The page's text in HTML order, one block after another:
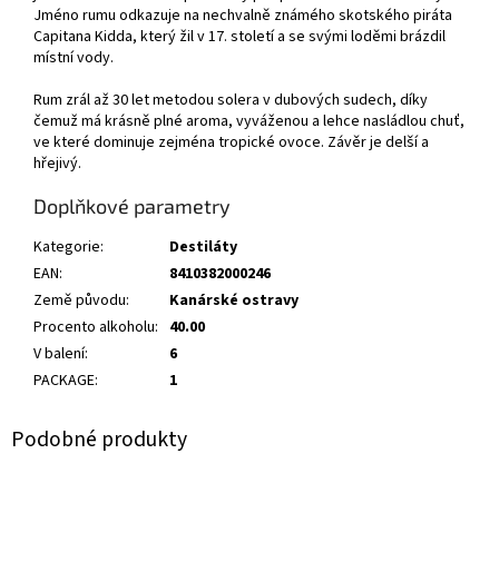
Jméno rumu odkazuje na nechvalně známého skotského piráta
Capitana Kidda, který žil v 17. století a se svými loděmi brázdil
místní vody.
Rum zrál až 30 let metodou solera v dubových sudech, díky
čemuž má krásně plné aroma, vyváženou a lehce nasládlou chuť,
ve které dominuje zejména tropické ovoce. Závěr je delší a
hřejivý.
Doplňkové parametry
Kategorie:
Destiláty
EAN:
8410382000246
Země původu:
Kanárské ostravy
Procento alkoholu: 40.00
V balení:
6
PACKAGE: 1